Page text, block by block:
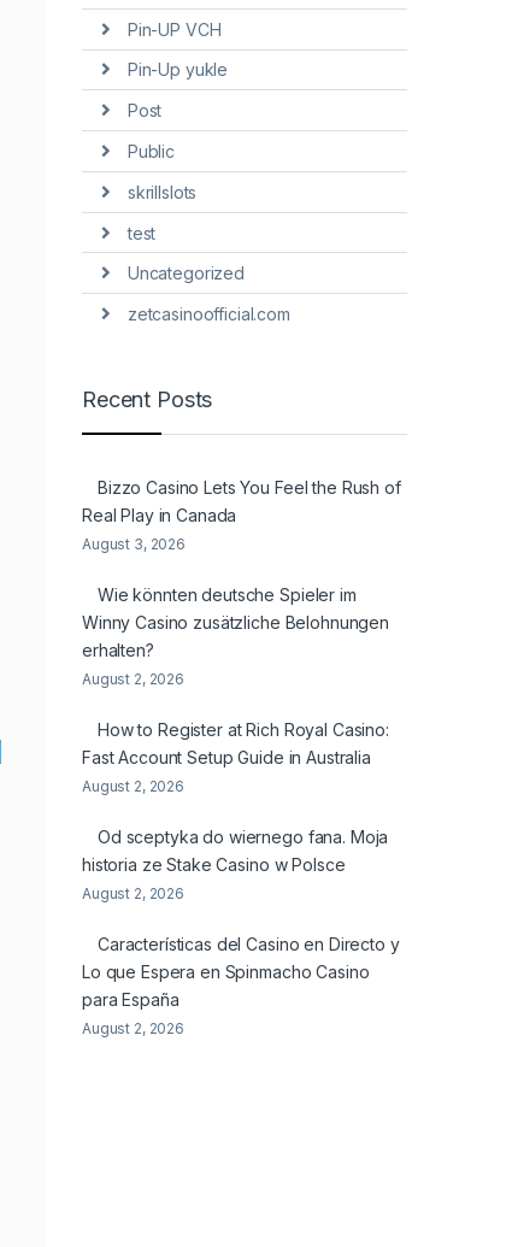
Pin-UP VCH
Pin-Up yukle
Post
Public
skrillslots
test
Uncategorized
zetcasinoofficial.com
Recent Posts
Bizzo Casino Lets You Feel the Rush of
Real Play in Canada
August 3, 2026
Wie könnten deutsche Spieler im
Winny Casino zusätzliche Belohnungen
erhalten?
August 2, 2026
How to Register at Rich Royal Casino:
Fast Account Setup Guide in Australia
August 2, 2026
Od sceptyka do wiernego fana. Moja
historia ze Stake Casino w Polsce
August 2, 2026
Características del Casino en Directo y
Lo que Espera en Spinmacho Casino
para España
August 2, 2026